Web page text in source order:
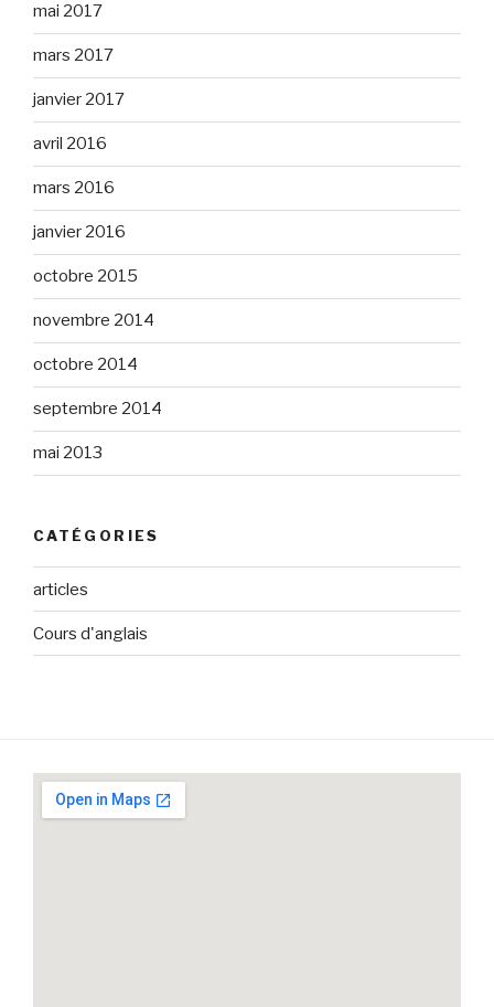
mai 2017
mars 2017
janvier 2017
avril 2016
mars 2016
janvier 2016
octobre 2015
novembre 2014
octobre 2014
septembre 2014
mai 2013
CATÉGORIES
articles
Cours d'anglais